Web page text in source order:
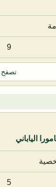
9
تصفح
الياباني
5